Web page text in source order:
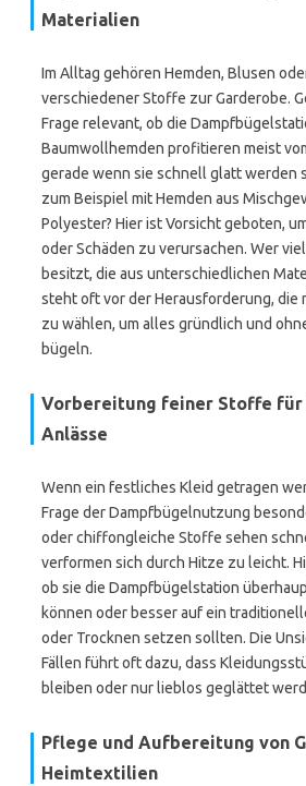
Materialien
Im Alltag gehören Hemden, Blusen
verschiedener Stoffe zur Garderobe.
Frage relevant, ob die
Baumwollhemden profitieren meist
gerade wenn sie schnell glatt werden
zum Beispiel mit Hemden aus
Polyester? Hier ist Vorsicht geboten,
oder Schäden zu verursachen. Wer
besitzt, die aus unterschiedlichen
steht oft vor der Herausforderung, die
zu wählen, um alles gründlich und
bügeln.
Vorbereitung feiner Stoffe für
Anlässe
Wenn ein festliches Kleid getragen
Frage der Dampfbügelnutzung
oder chiffongleiche Stoffe sehen
verformen sich durch Hitze zu leicht.
ob sie die Dampfbügelstation
können oder besser auf ein
oder Trocknen setzen sollten. Die
Fällen führt oft dazu, dass
bleiben oder nur lieblos geglättet
Pflege und Aufbereitung von
Heimtextilien